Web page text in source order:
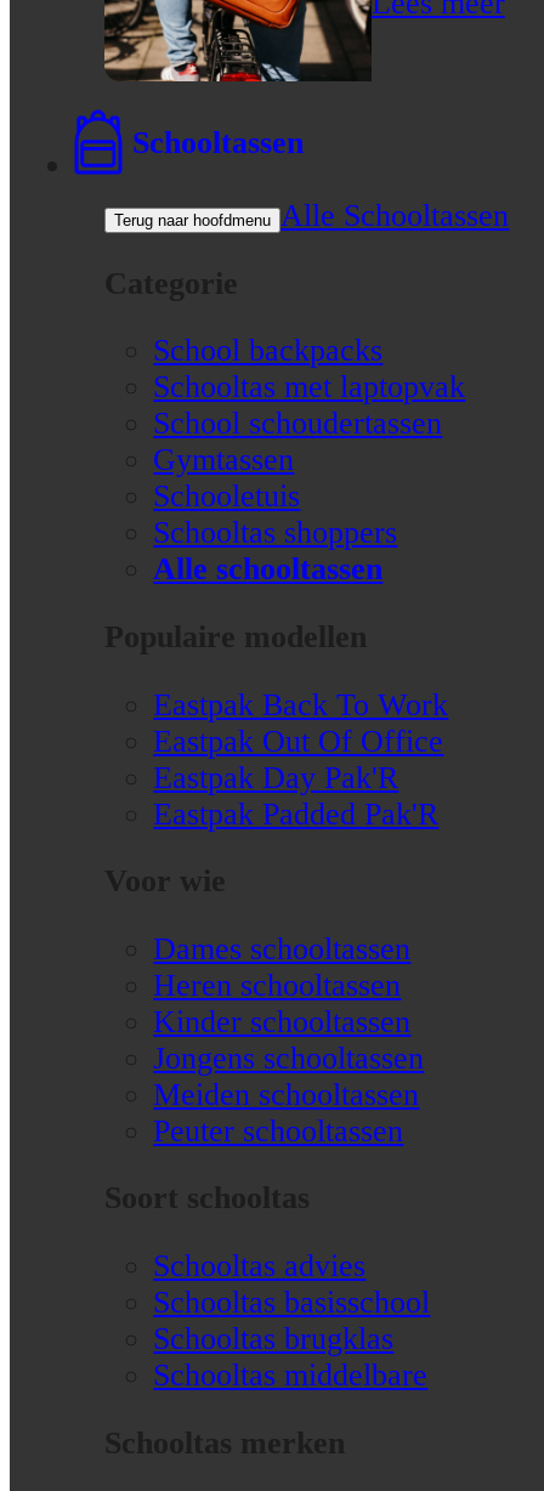
Schooltassen
Terug naar hoofdmenu Alle Schooltassen
Categorie
School backpacks
Schooltas met laptopvak
School schoudertassen
Gymtassen
Schooletuis
Schooltas shoppers
Alle schooltassen
Populaire modellen
Eastpak Back To Work
Eastpak Out Of Office
Eastpak Day Pak'R
Eastpak Padded Pak'R
Voor wie
Dames schooltassen
Heren schooltassen
Kinder schooltassen
Jongens schooltassen
Meiden schooltassen
Peuter schooltassen
Soort schooltas
Schooltas advies
Schooltas basisschool
Schooltas brugklas
Schooltas middelbare
Schooltas merken